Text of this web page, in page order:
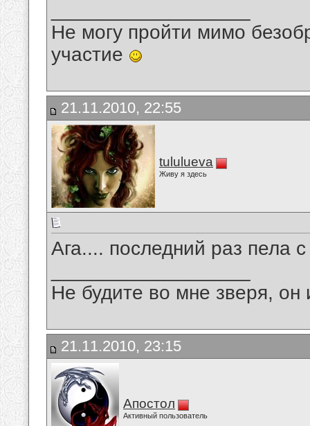
Не могу пройти мимо
участие
21.11.2010, 22:55
tululueva
Живу я здесь
Ага.... последний раз пела
Не будите во мне зверя, он
21.11.2010, 23:15
Апостол
Активный пользователь